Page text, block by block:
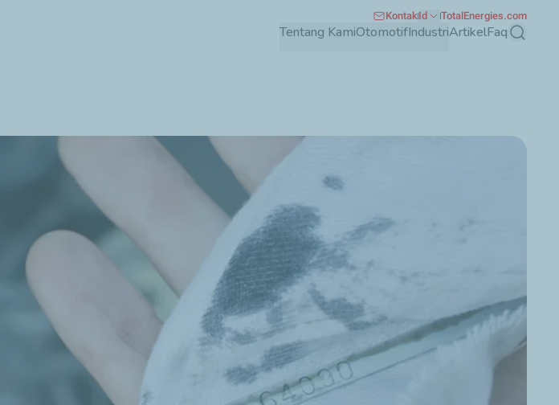
Tentang KamiOtomotifIndustriArtikelFaq Mencari
KontakId TotalEnergies.com